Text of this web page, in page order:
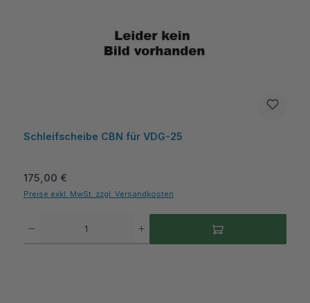
Schleifscheibe CBN für VDG-25
Regulärer Preis:
175,00 €
Preise exkl. MwSt. zzgl. Versandkosten